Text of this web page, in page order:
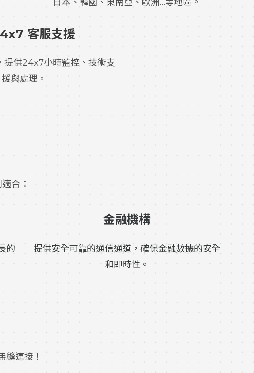
日本、韓國、東南亞、歐洲…等地區。
客服支援
提供24x7小時監控、技術支
援與處理。
合：
的
金融機構
提供安全可靠的通信通道，確保金融數據的安全
和即時性。
縫連接！